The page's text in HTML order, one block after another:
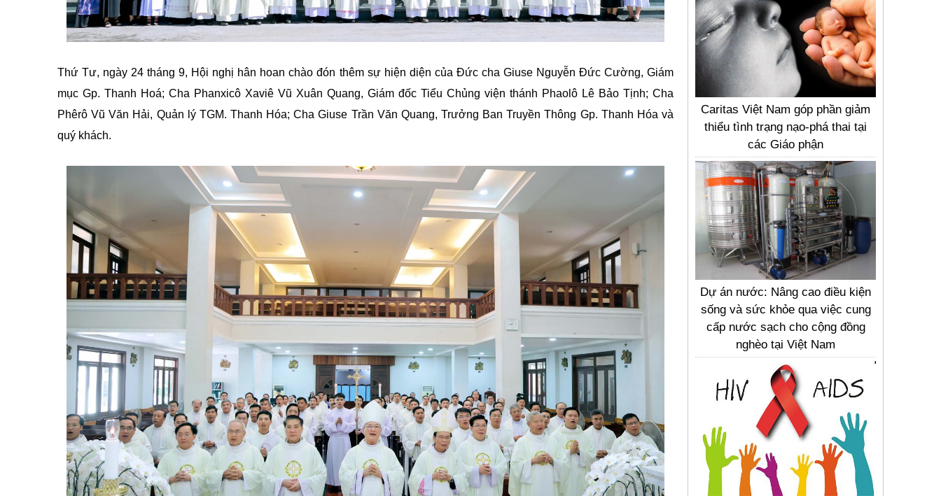
Thứ Tư, ngày 24 tháng 9, Hội nghị hân hoan chào đón thêm sự hiện diện của Đức cha Giuse Nguyễn Đức Cường, Giám
mục Gp. Thanh Hoá; Cha Phanxicô Xaviê Vũ Xuân Quang, Giám đốc Tiểu Chủng viện thánh Phaolô Lê Bảo Tịnh; Cha
Phêrô Vũ Văn Hải, Quản lý TGM. Thanh Hóa; Cha Giuse Trần Văn Quang, Trưởng Ban Truyền Thông Gp. Thanh Hóa và
quý khách.
Caritas Việt Nam góp phần giảm
thiểu tình trạng nạo-phá thai tại
các Giáo phận
Dự án nước: Nâng cao điều kiện
sống và sức khỏe qua việc cung
cấp nước sạch cho cộng đồng
nghèo tại Việt Nam